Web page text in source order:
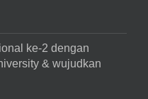
ke-2 dengan
& wujudkan